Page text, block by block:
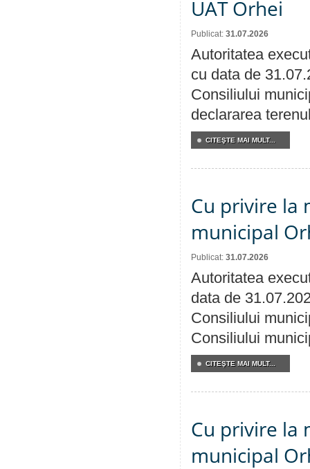
UAT Orhei
Publicat: 31.07.2026
Autoritatea
cu data de
Consiliului
declararea
CITEŞTE MAI MULT...
Cu privire la
municipal
Publicat: 31.07.2026
Autoritatea
data de
Consiliului
Consiliului
CITEŞTE MAI MULT...
Cu privire la
municipal